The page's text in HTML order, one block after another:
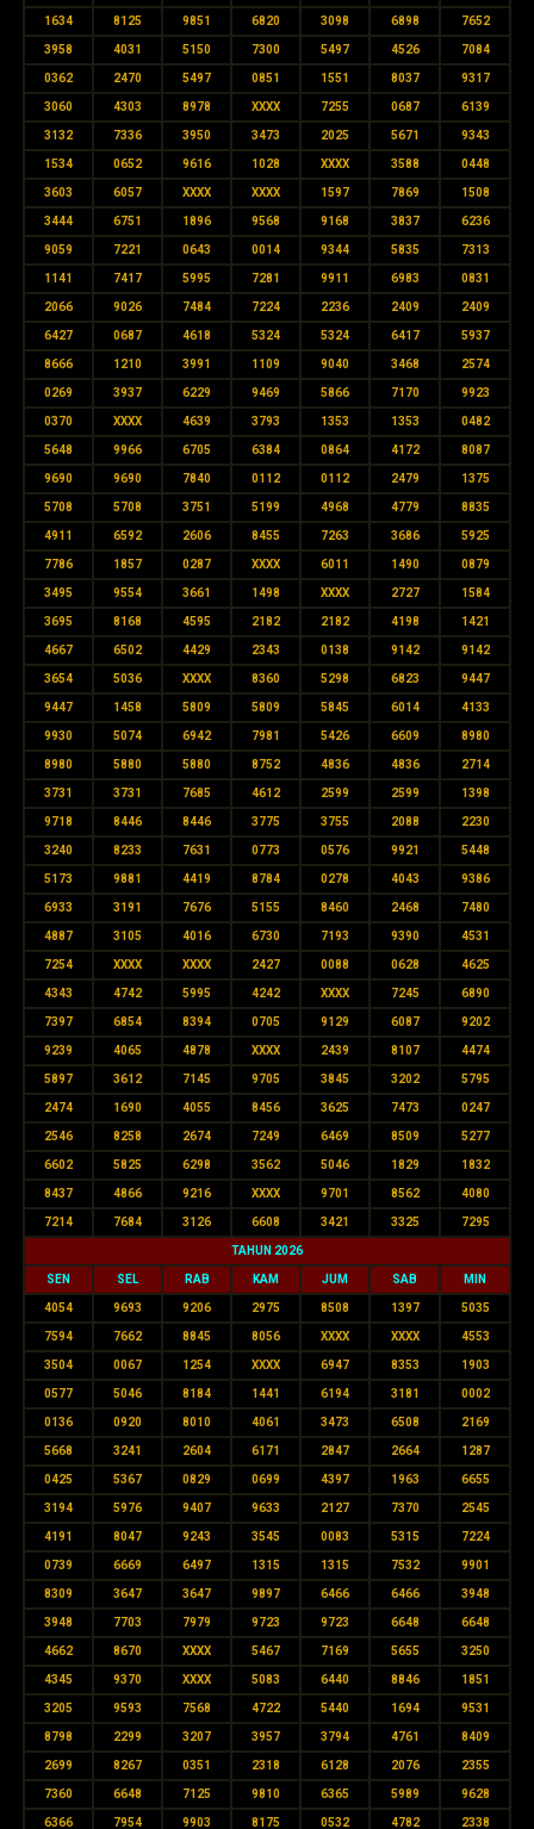
1634 8125 9851 6820 3098 6898 7652
3958 4031 5150 7300 5497 4526 7084
0362 2470 5497 0851 1551 8037 9317
3060 4303 8978 XXXX 7255 0687 6139
3132 7336 3950 3473 2025 5671 9343
1534 0652 9616 1028 XXXX 3588 0448
3603 6057 XXXX XXXX 1597 7869 1508
3444 6751 1896 9568 9168 3837 6236
9059 7221 0643 0014 9344 5835 7313
1141 7417 5995 7281 9911 6983 0831
2066 9026 7484 7224 2236 2409 2409
6427 0687 4618 5324 5324 6417 5937
8666 1210 3991 1109 9040 3468 2574
0269 3937 6229 9469 5866 7170 9923
0370 XXXX 4639 3793 1353 1353 0482
5648 9966 6705 6384 0864 4172 8087
9690 9690 7840 0112 0112 2479 1375
5708 5708 3751 5199 4968 4779 8835
4911 6592 2606 8455 7263 3686 5925
7786 1857 0287 XXXX 6011 1490 0879
3495 9554 3661 1498 XXXX 2727 1584
3695 8168 4595 2182 2182 4198 1421
4667 6502 4429 2343 0138 9142 9142
3654 5036 XXXX 8360 5298 6823 9447
9447 1458 5809 5809 5845 6014 4133
9930 5074 6942 7981 5426 6609 8980
8980 5880 5880 8752 4836 4836 2714
3731 3731 7685 4612 2599 2599 1398
9718 8446 8446 3775 3755 2088 2230
3240 8233 7631 0773 0576 9921 5448
5173 9881 4419 8784 0278 4043 9386
6933 3191 7676 5155 8460 2468 7480
4887 3105 4016 6730 7193 9390 4531
7254 XXXX XXXX 2427 0088 0628 4625
4343 4742 5995 4242 XXXX 7245 6890
7397 6854 8394 0705 9129 6087 9202
9239 4065 4878 XXXX 2439 8107 4474
5897 3612 7145 9705 3845 3202 5795
2474 1690 4055 8456 3625 7473 0247
2546 8258 2674 7249 6469 8509 5277
6602 5825 6298 3562 5046 1829 1832
8437 4866 9216 XXXX 9701 8562 4080
7214 7684 3126 6608 3421 3325 7295
TAHUN 2026
SEN SEL RAB KAM JUM SAB MIN
4054 9693 9206 2975 8508 1397 5035
7594 7662 8845 8056 XXXX XXXX 4553
3504 0067 1254 XXXX 6947 8353 1903
0577 5046 8184 1441 6194 3181 0002
0136 0920 8010 4061 3473 6508 2169
5668 3241 2604 6171 2847 2664 1287
0425 5367 0829 0699 4397 1963 6655
3194 5976 9407 9633 2127 7370 2545
4191 8047 9243 3545 0083 5315 7224
0739 6669 6497 1315 1315 7532 9901
8309 3647 3647 9897 6466 6466 3948
3948 7703 7979 9723 9723 6648 6648
4662 8670 XXXX 5467 7169 5655 3250
4345 9370 XXXX 5083 6440 8846 1851
3205 9593 7568 4722 5440 1694 9531
8798 2299 3207 3957 3794 4761 8409
2699 8267 0351 2318 6128 2076 2355
7360 6648 7125 9810 6365 5989 9628
6366 7954 9903 8175 0532 4782 2338